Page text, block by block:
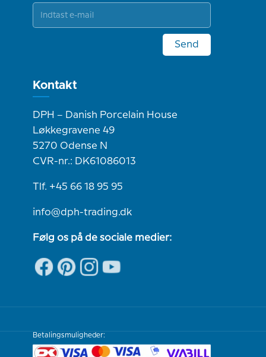
Send
Kontakt
DPH – Danish Porcelain House
Løkkegravene 49
5270 Odense N
CVR-nr.: DK61086013
Tlf. +45 66 18 95 95
info@dph-trading.dk
Følg os på de sociale medier:
Betalingsmuligheder: